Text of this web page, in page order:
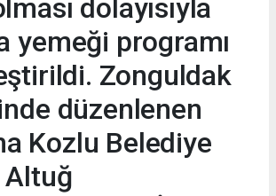
dolayısıyla
yemeği programı
Zonguldak
düzenlenen
Kozlu Belediye
Altuğ